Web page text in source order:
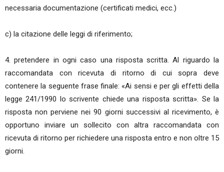
necessaria documentazione (certificati medici, ecc.)
c) la citazione delle leggi di riferimento;
4. pretendere in ogni caso una risposta scritta. Al riguardo la
raccomandata con ricevuta di ritorno di cui sopra deve
contenere la seguente frase finale: «Ai sensi e per gli effetti della
legge 241/1990 lo scrivente chiede una risposta scritta». Se la
risposta non perviene nei 90 giorni successivi al ricevimento, è
opportuno inviare un sollecito con altra raccomandata con
ricevuta di ritorno per richiedere una risposta entro e non oltre 15
giorni.